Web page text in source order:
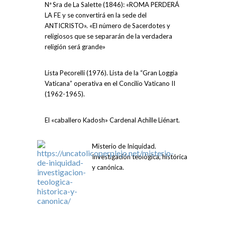
Nª Sra de La Salette (1846): «ROMA PERDERÁ
LA FE y se convertirá en la sede del
ANTICRISTO». «El número de Sacerdotes y
religiosos que se separarán de la verdadera
religión será grande»
Lista Pecorelli (1976). Lista de la “Gran Loggia
Vaticana” operativa en el Concilio Vaticano II
(1962-1965).
El «caballero Kadosh» Cardenal Achille Liénart.
Misterio de Iniquidad.
Investigación teológica, histórica
y canónica.